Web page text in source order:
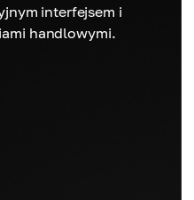
interfejsem i
handlowymi.